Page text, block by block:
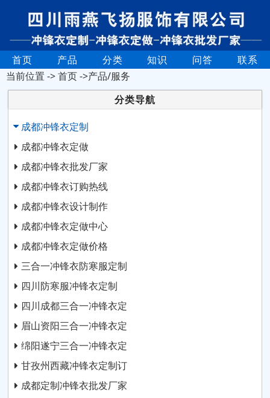
首页 产品 分类 知识 问答
联系
当前位置 ->首页->产品/服务
分类导航
成都冲锋衣定制
成都冲锋衣定做
成都冲锋衣批发厂家
成都冲锋衣订购热线
成都冲锋衣设计制作
成都冲锋衣定做中心
成都冲锋衣定做价格
三合一冲锋衣防寒服定制
四川防寒服冲锋衣定制
四川成都三合一冲锋衣定
眉山资阳三合一冲锋衣定
绵阳遂宁三合一冲锋衣定
甘孜州西藏冲锋衣定制订
成都定制冲锋衣批发厂家